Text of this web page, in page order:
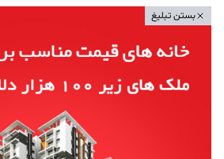
بستن تبلیغ